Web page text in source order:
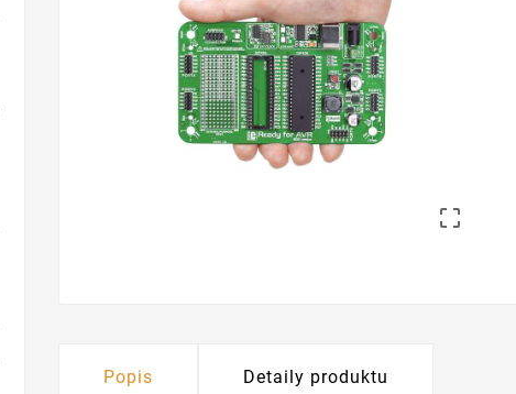

Popis Detaily produktu